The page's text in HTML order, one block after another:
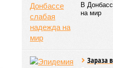
В
на мир
Зараза